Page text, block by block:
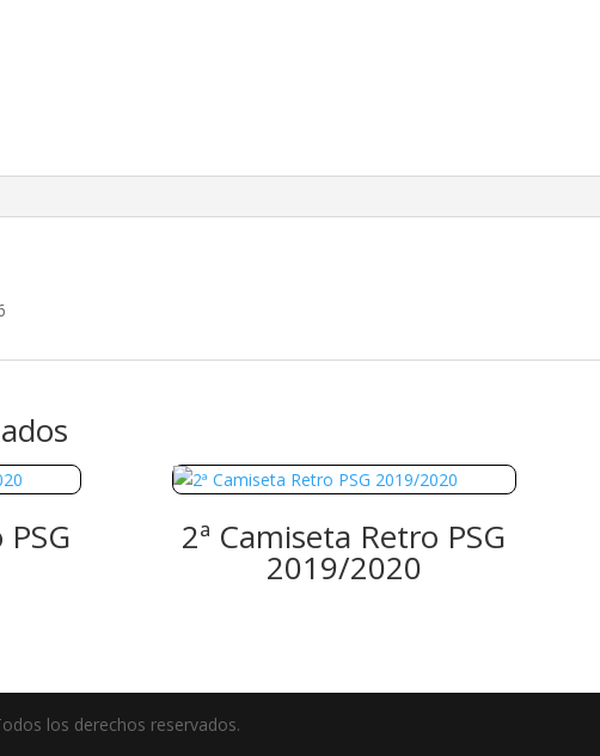
2ª Camiseta Retro PSG
2019/2020
los derechos reservados.